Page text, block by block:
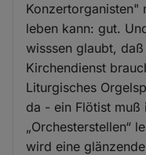
Konzertorganisten"
leben kann: gut.
wisssen glaubt,
Kirchendienst
Liturgisches
da - ein Flötist muß
„Orchesterstellen“
wird eine